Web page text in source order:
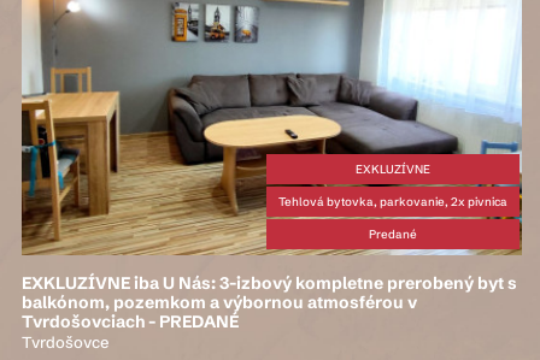
EXKLUZÍVNE
Tehlová bytovka, parkovanie, 2x pivnica
Predané
EXKLUZÍVNE iba U Nás: 3-izbový kompletne prerobený byt s
balkónom, pozemkom a výbornou atmosférou v
Tvrdošovciach - PREDANÉ
Tvrdošovce